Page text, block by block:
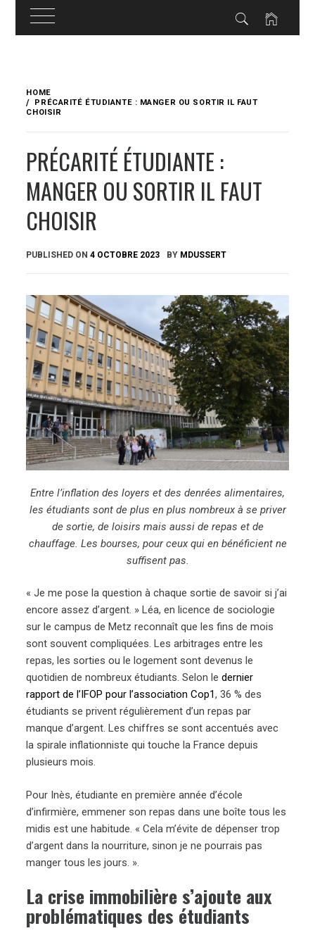
content
HOME
PRÉCARITÉ ÉTUDIANTE : MANGER OU SORTIR IL FAUT
CHOISIR
PRÉCARITÉ ÉTUDIANTE :
MANGER OU SORTIR IL FAUT
CHOISIR
PUBLISHED ON4 OCTOBRE 2023 BY MDUSSERT
Entre l’inflation des loyers et des denrées alimentaires,
les étudiants sont de plus en plus nombreux à se priver
de sortie, de loisirs mais aussi de repas et de
chauffage. Les bourses, pour ceux qui en bénéficient ne
suffisent pas.
« Je me pose la question à chaque sortie de savoir si j’ai
encore assez d’argent. » Léa, en licence de sociologie
sur le campus de Metz reconnaît que les fins de mois
sont souvent compliquées. Les arbitrages entre les
repas, les sorties ou le logement sont devenus le
quotidien de nombreux étudiants. Selon ledernier
rapport de l’IFOP pour l’association Cop1, 36 % des
étudiants se privent régulièrement d’un repas par
manque d’argent. Les chiffres se sont accentués avec
la spirale inflationniste qui touche la France depuis
plusieurs mois.
Pour Inès, étudiante en première année d’école
d’infirmière, emmener son repas dans une boîte tous les
midis est une habitude. « Cela m’évite de dépenser trop
d’argent dans la nourriture, sinon je ne pourrais pas
manger tous les jours. ».
La crise immobilière s’ajoute aux
problématiques des étudiants